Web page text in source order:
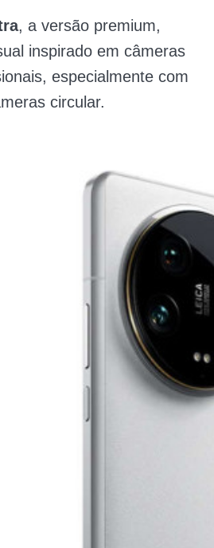
, a versão premium,
inspirado em câmeras
especialmente com
circular.